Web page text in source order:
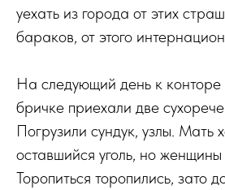
уехать из города от этих
бараков, от этого
На следующий день к конторе
бричке приехали две
Погрузили сундук, узлы. Мать
оставшийся уголь, но женщины
Торопиться торопились, зато